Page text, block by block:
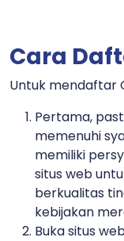
Cara
Untuk mendaftar
Pertama,
memenuhi
memiliki
situs web
berkualitas
kebijakan
Buka situs